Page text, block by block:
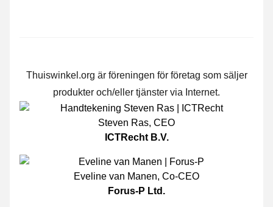
Thuiswinkel.org är föreningen för företag som säljer
produkter och/eller tjänster via Internet.
Steven Ras, CEO
ICTRecht B.V.
Eveline van Manen, Co-CEO
Forus-P Ltd.